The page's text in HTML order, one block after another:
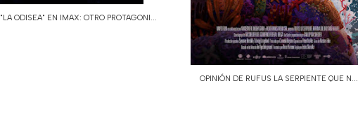
"LA ODISEA" EN IMAX: OTRO PROTAGONI...
OPINIÓN DE RUFUS LA SERPIENTE QUE N...